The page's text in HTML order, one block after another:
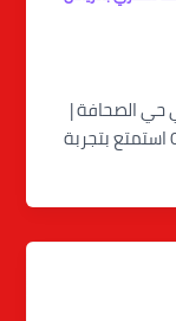
مساج ملكي حي الصحافة |
ريلاكس بودي للتدريب المنزلي 0568232620 استمتع بتجربة